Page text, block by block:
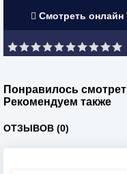
Смотреть онлайн
Понравилось
Рекомендуем также
ОТЗЫВОВ (0)